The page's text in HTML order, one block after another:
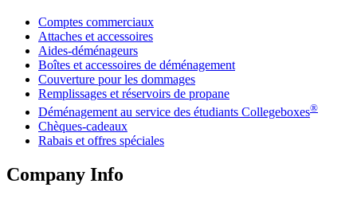
Comptes commerciaux
Attaches et accessoires
Aides-déménageurs
Boîtes et accessoires de déménagement
Couverture pour les dommages
Remplissages et réservoirs de propane
Déménagement au service des étudiants Collegeboxes®
Chèques-cadeaux
Rabais et offres spéciales
Company Info